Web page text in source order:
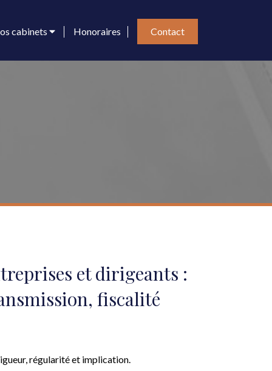
cabinets Honoraires Contact
et dirigeants :
fiscalité
régularité et implication.